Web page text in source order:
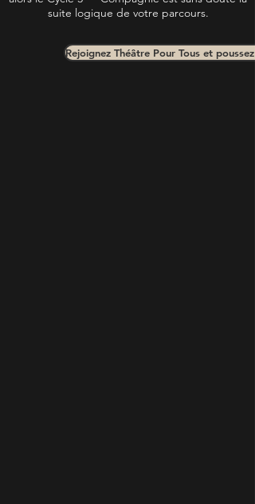
suite logique de votre parcours.
Rejoignez Théâtre Pour Tous et